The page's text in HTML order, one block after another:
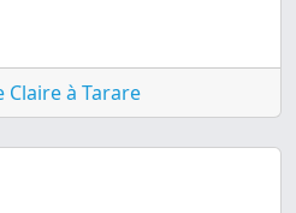
Claire à Tarare